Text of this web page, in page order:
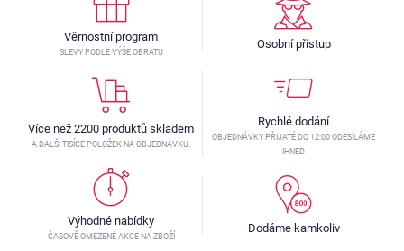
Věrnostní program
SLEVY PODLE VÝŠE OBRATU
Osobní přístup
Více než 2200 produktů skladem
A DALŠÍ TISÍCE POLOŽEK NA OBJEDNÁVKU.
Rychlé dodání
OBJEDNÁVKY PŘIJATÉ DO 12:00 ODESÍLÁME
IHNED
Výhodné nabídky
ČASOVĚ OMEZENÉ AKCE NA ZBOŽÍ
Dodáme kamkoliv